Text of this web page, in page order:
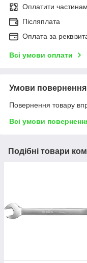
Оплатити
Післяплата
Оплата за
Всі умови оплати
Умови повернення
Повернення товару
Всі умови
Подібні товари